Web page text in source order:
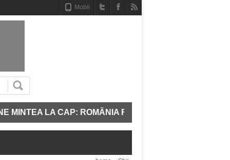
Mobil
LA CAP: ROMÂNIA REPORNEȘTE TREI UNITĂȚI DE